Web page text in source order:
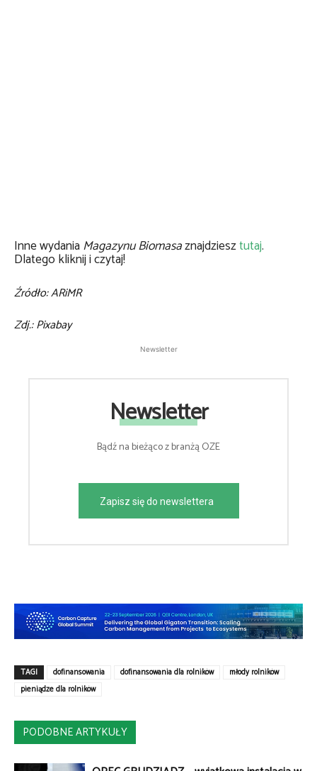
Inne wydaniaMagazynu Biomasaznajdziesztutaj.
Dlatego kliknij i czytaj!
Źródło: ARiMR
Zdj.: Pixabay
Newsletter
Newsletter
Bądź na bieżąco z branżą OZE
Zapisz się do newslettera
TAGI dofinansowania dofinansowania dla rolników
młody rolników
pieniądze dla rolników
PODOBNE ARTYKUŁY